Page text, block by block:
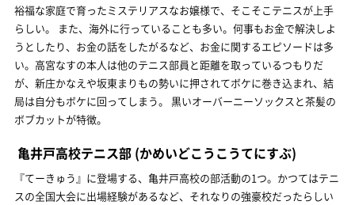
裕福な家庭で育ったミステリアスなお嬢様で、そこそこテニスが上手
らしい。 また、海外に行っていることも多い。何事もお金で解決しよ
うとしたり、お金の話をしたがるなど、お金に関するエピソードは多
い。高宮なすの本人は他のテニス部員と距離を取っているつもりだ
が、新庄かなえや坂東まりもの勢いに押されてボケに巻き込まれ、結
局は自分もボケに回ってしまう。 黒いオーバーニーソックスと茶髪の
ボブカットが特徴。
亀井戸高校テニス部 (かめいどこうこうてにすぶ)
『てーきゅう』に登場する、亀井戸高校の部活動の1つ。かつてはテニ
スの全国大会に出場経験があるなど、それなりの強豪校だったらしい